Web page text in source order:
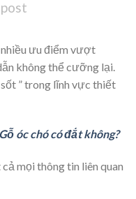
nhiều ưu điểm vượt
không thể cưỡng lại.
” trong lĩnh vực thiết
óc chó có đắt không?
mọi thông tin liên quan